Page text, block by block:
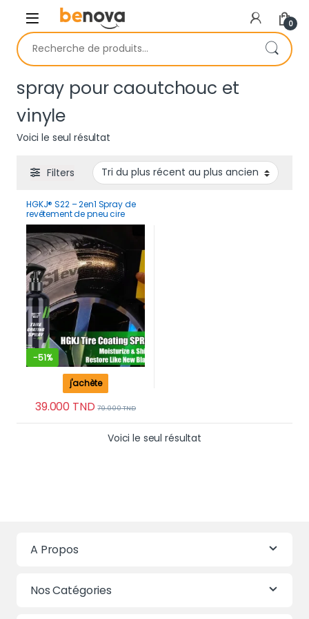
Skip to navigation
Skip to content
0
Recherche pour :
spray pour caoutchouc et
vinyle
Voici le seul résultat
Filters
HGKJ® S22 – 2en1 Spray de
revêtement de pneu cire
d’étanchéité hydrophobe
pour jantes ,
renoircissement, brillance,
remplissage
-51%
39.000 TND 79.000TND
j'achète
Voici le seul résultat
A Propos
Nos Catégories